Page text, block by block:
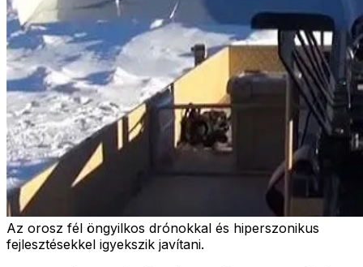
Az orosz fél öngyilkos drónokkal és hiperszonikus
fejlesztésekkel igyekszik javítani.